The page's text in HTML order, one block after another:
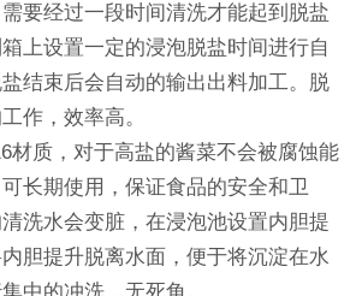
要经过一段时间清洗才能起到脱盐
上设置一定的浸泡脱盐时间进行自
结束后会自动的输出出料加工。脱
作，效率高。
材质，对于高盐的酱菜不会被腐蚀能
长期使用，保证食品的安全和卫
洗水会变脏，在浸泡池设置内胆提
胆提升脱离水面，便于将沉淀在水